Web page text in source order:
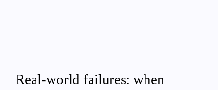
Real-world failures: when